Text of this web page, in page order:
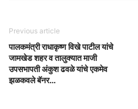
Previous article
पालकमंत्री राधाकृष्ण विखे पाटील यांचे
जामखेड शहर व तालुक्यात माजी
उपसभापती अंकुश ढवळे यांचे एकमेव
झळकवले बॅनर…